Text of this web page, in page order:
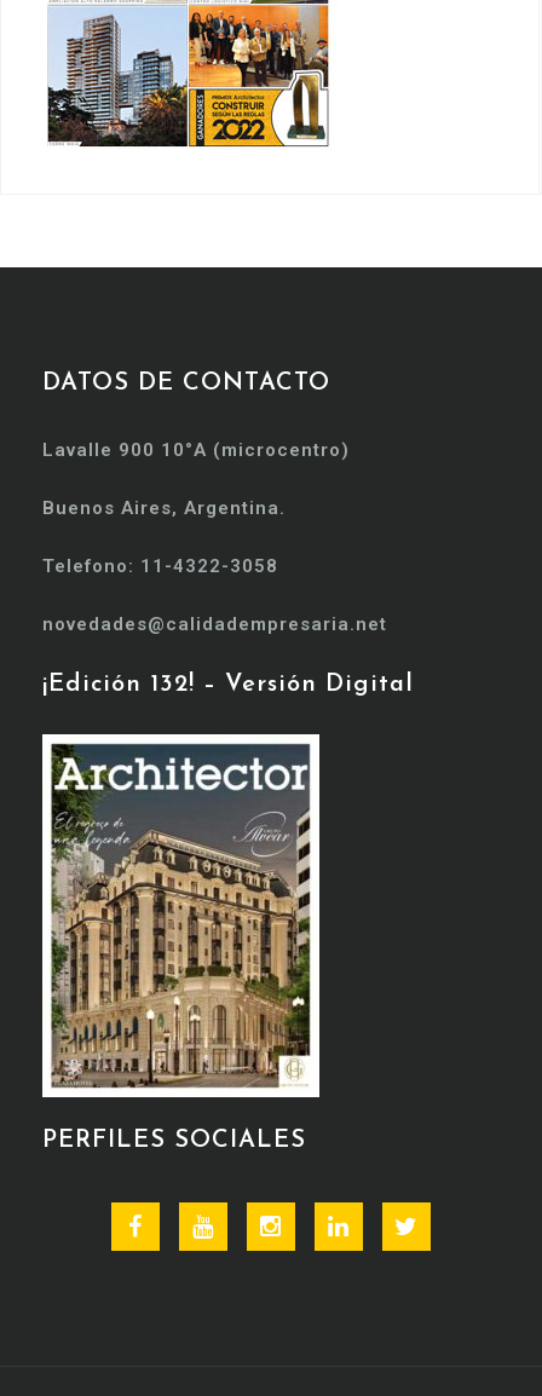
DATOS DE CONTACTO
Lavalle 900 10°A (microcentro)
Buenos Aires, Argentina.
Telefono: 11-4322-3058
novedades@calidadempresaria.net
¡Edición 132! – Versión Digital
PERFILES SOCIALES
FacebookYoutube InstagramLinkedin